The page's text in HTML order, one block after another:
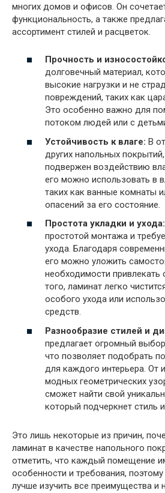
многих домов и офисов. Он
функциональность, а также
ассортимент стилей и расцветок.
Прочность и
долговечный материал,
высокие нагрузки и не
повреждений, таких как
Это особенно важно для
потоком людей или с
Устойчивость к влаге: В
других напольных
подвержен воздействию
его можно использовать в
таких как ванные комнаты
опасений за его состояние.
Простота укладки и ухода:
простотой монтажа и
ухода. Благодаря
его можно уложить
необходимости привлекать
того, ламинат легко
особого ухода или
средств.
Разнообразие стилей и
предлагает огромный
что позволяет подобрать
для каждого интерьера. От
модных геометрических
сможет найти свой
который подчеркнет стиль
Это лишь некоторые из причин,
ламинат в качестве напольного
отметить, что каждый помещение
особенности и требования,
лучше изучить все преимущества и